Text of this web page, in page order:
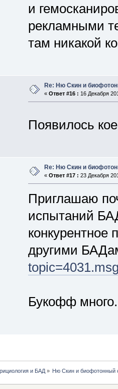
и
рекламными
там никакой
Re: Ню Скин и
« Ответ #16 : 16 Декабря
Появилось
Re: Ню Скин и
« Ответ #17 : 23 Декабря
Приглашаю
испытаний
другими
Букофф
и БАД» Ню Скин и биофотонный